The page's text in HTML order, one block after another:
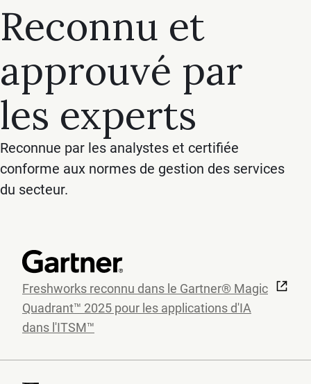
Reconnu et
approuvé par
les experts
Reconnue par les analystes et certifiée
conforme aux normes de gestion des services
du secteur.
Freshworks reconnu dans le Gartner® Magic
Quadrant™ 2025 pour les applications d'IA
dans l'ITSM™